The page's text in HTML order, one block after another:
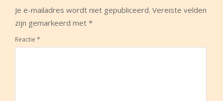
Je e-mailadres wordt niet gepubliceerd. Vereiste velden
zijn gemarkeerd met *
Reactie *